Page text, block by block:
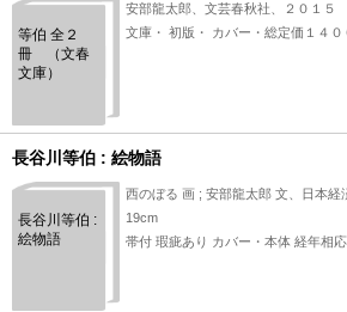
等伯 全２
冊 （文春
文庫）
安部龍太郎、文芸春秋社、２０１５
文庫・ 初版・ カバー・総定価１４
長谷川等伯 : 絵物語
長谷川等伯 :
絵物語
西のぼる 画 ; 安部龍太郎 文、日本経
19cm
帯付 瑕疵あり カバー・本体 経年相